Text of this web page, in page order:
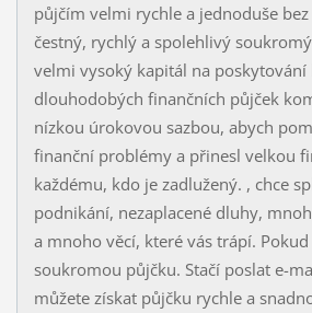
půjčím velmi rychle a jednoduše
čestný, rychlý a spolehlivý
velmi vysoký kapitál na poskytování
dlouhodobých finančních půjček
nízkou úrokovou sazbou, abych
finanční problémy a přinesl velkou
každému, kdo je zadlužený. , chce
podnikání, nezaplacené dluhy,
a mnoho věcí, které vás trápí.
soukromou půjčku. Stačí poslat e-
můžete získat půjčku rychle a